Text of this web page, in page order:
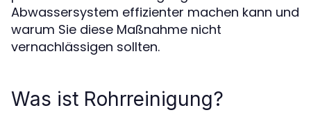
Abwassersystem effizienter machen kann und
warum Sie diese Maßnahme nicht
vernachlässigen sollten.
Was ist Rohrreinigung?